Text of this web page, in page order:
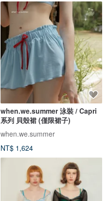
when.we.summer 泳裝 / Capri
系列 貝殼裙 (僅限裙子)
when.we.summer
NT$ 1,624